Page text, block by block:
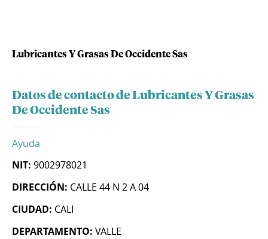
Lubricantes Y Grasas De Occidente Sas
Datos de contacto de Lubricantes Y Grasas
De Occidente Sas
Ayuda
NIT: 9002978021
DIRECCIÓN: CALLE 44 N 2 A 04
CIUDAD: CALI
DEPARTAMENTO: VALLE